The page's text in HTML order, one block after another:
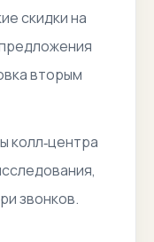
скидки на
вторым
колл‑центра
звонков.